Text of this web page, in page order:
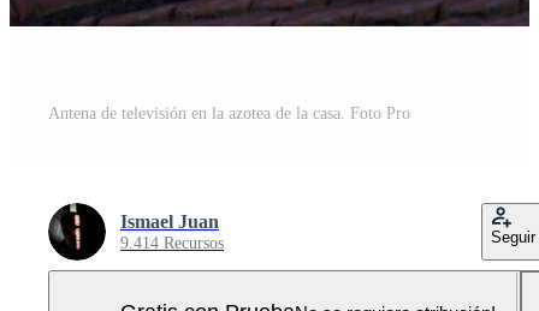
Antena de televisión en la azotea de la casa. Foto Pro
Ismael Juan
9.414 Recursos Seguir